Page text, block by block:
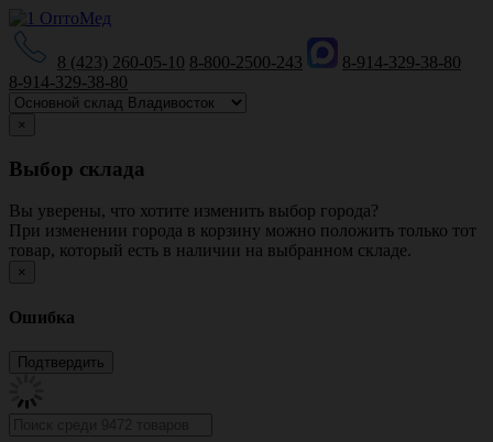
8 (423) 260-05-10 8-800-2500-243
8-914-329-38-80
8-914-329-38-80
×
Выбор склада
Вы уверены, что хотите изменить выбор города?
При изменении города в корзину можно положить только тот
товар, который есть в наличии на выбранном складе.
×
Ошибка